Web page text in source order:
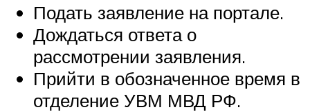
Подать заявление на портале.
Дождаться ответа о
рассмотрении заявления.
Прийти в обозначенное время в
отделение УВМ МВД РФ.